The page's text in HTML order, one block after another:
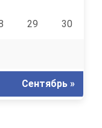
29 30
Сентябрь »